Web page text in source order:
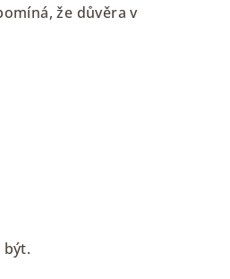
že důvěra v
být.